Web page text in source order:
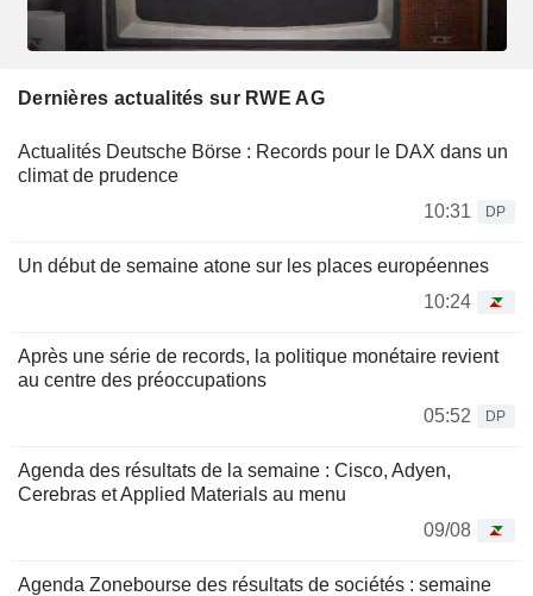
Dernières actualités sur RWE AG
Actualités Deutsche Börse : Records pour le DAX dans un
climat de prudence
10:31
DP
Un début de semaine atone sur les places européennes
10:24
Après une série de records, la politique monétaire revient
au centre des préoccupations
05:52
DP
Agenda des résultats de la semaine : Cisco, Adyen,
Cerebras et Applied Materials au menu
09/08
Agenda Zonebourse des résultats de sociétés : semaine